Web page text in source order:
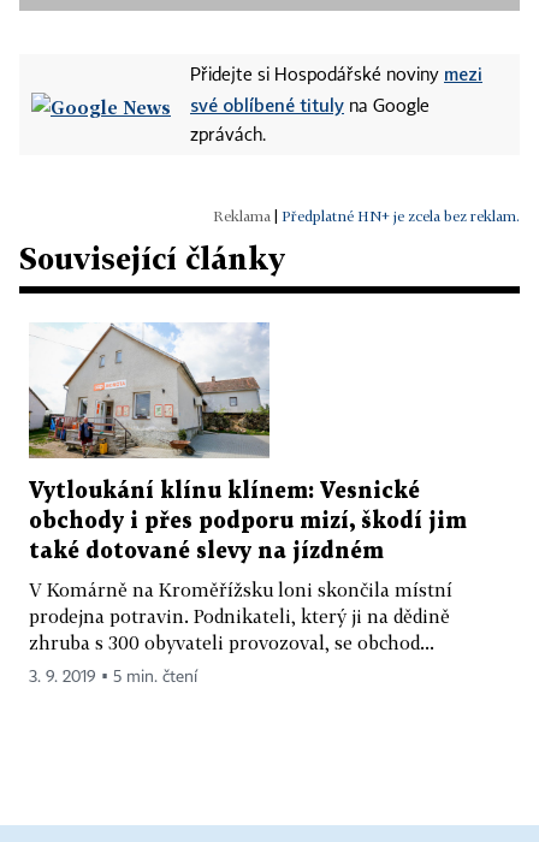
Přidejte si Hospodářské noviny mezi
své oblíbené tituly na Google
zprávách.
Předplatné HN+ je zcela bez reklam.
Související články
Vytloukání klínu klínem: Vesnické
obchody i přes podporu mizí, škodí jim
také dotované slevy na jízdném
V Komárně na Kroměřížsku loni skončila místní
prodejna potravin. Podnikateli, který ji na dědině
zhruba s 300 obyvateli provozoval, se obchod...
3. 9. 2019 ▪ 5 min. čtení